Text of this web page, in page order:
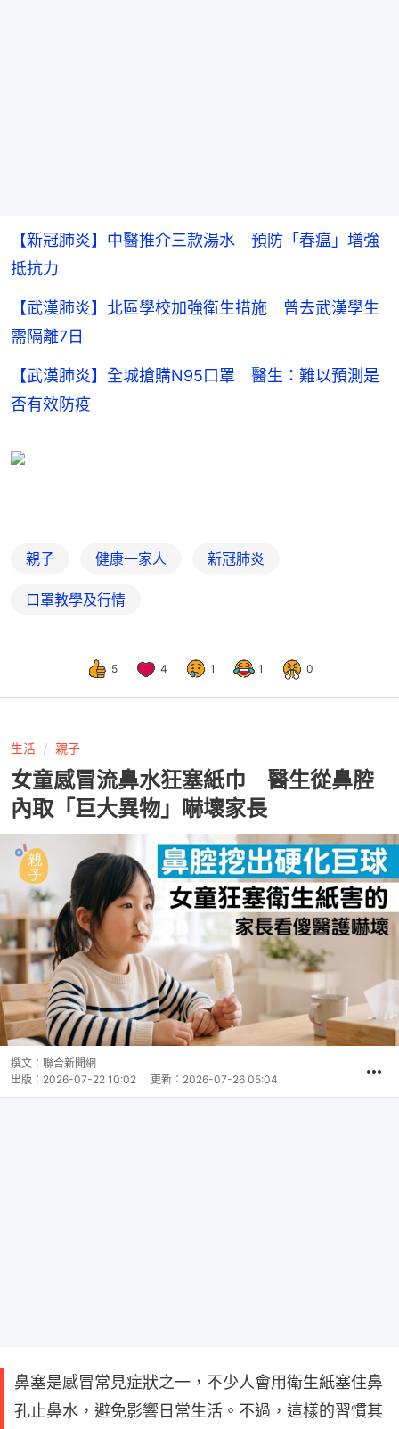
【新冠肺炎】中醫推介三款湯水 預防「春瘟」增強
抵抗力
【武漢肺炎】北區學校加強衛生措施 曾去武漢學生
需隔離7日
【武漢肺炎】全城搶購N95口罩 醫生：難以預測是
否有效防疫
親子 健康一家人 新冠肺炎
口罩教學及行情
5 4 1 1 0
生活 親子
女童感冒流鼻水狂塞紙巾 醫生從鼻腔
內取「巨大異物」嚇壞家長
撰文： 聯合新聞網
出版： 2026-07-22 10:02 更新： 2026-07-26 05:04
鼻塞是感冒常見症狀之一，不少人會用衛生紙塞住鼻
孔止鼻水，避免影響日常生活。不過，這樣的習慣其